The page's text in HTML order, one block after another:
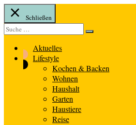
Schließen
Suche
nach:
Suche
Aktuelles
Lifestyle
Kochen & Backen
Wohnen
Haushalt
Garten
Haustiere
Reise